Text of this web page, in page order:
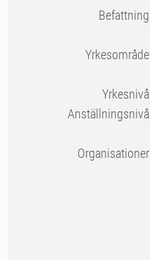
Befattning
Yrkesområde
Yrkesnivå
Anställningsnivå
Organisationer